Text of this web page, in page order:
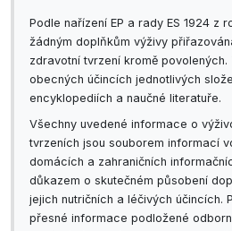
Podle nařízení EP a rady ES 1924 z
žádným doplňkům výživy
zdravotní tvrzení kromě
obecných účincích jednotlivých
encyklopediích a naučné literatuře.
Všechny uvedené informace o
tvrzeních jsou souborem informací
domácích a zahraničních
důkazem o skutečném působení
jejich nutričních a léčivých účincích.
přesné informace podložené